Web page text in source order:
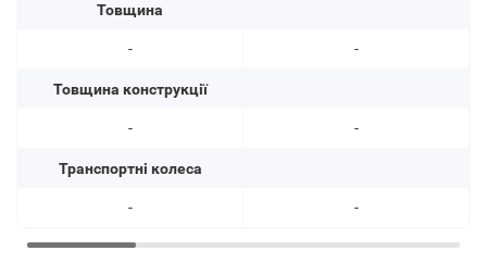
Товщина
-
Товщина конструкції
-
Транспортні колеса
-
-
-
-